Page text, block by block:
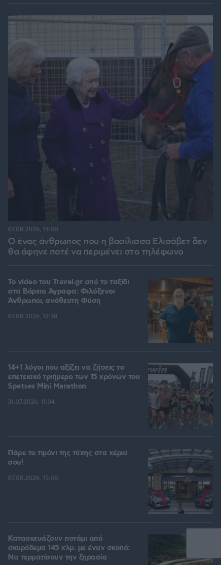
Ο ένας άνθρωπος που η βασίλισσα Ελισάβετ δεν
θα άφηνε ποτέ να περιμένει στο τηλέφωνο
07.08.2026, 14:00
To video του Travel.gr από το ταξίδι
στα Βόρεια Άγραφα: Φιλόξενοι
Άνθρωποι, ανόθευτη Φύση
07.08.2026, 12:38
14+1 λόγοι που αξίζει να ζήσεις το
επετειακό τριήμερο των 15 χρόνων του
Spetses Mini Marathon
31.07.2026, 11:04
Πάρε το τιμόνι της τύχης στα χέρια
σου!
07.08.2026, 15:00
Κατασκευάζουν ποτάμι από
σκυρόδεμα 145 χλμ. με έναν σκοπό:
Να τερματίσουν την ξηρασία